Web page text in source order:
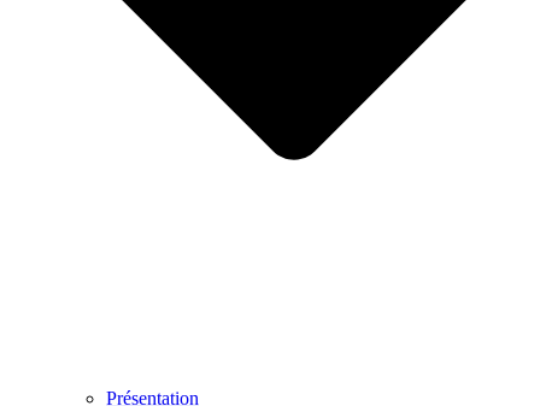
Présentation